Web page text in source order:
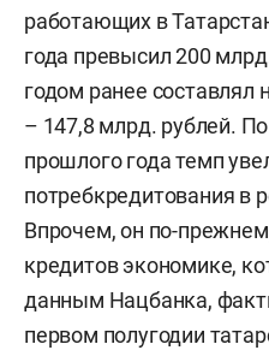
работающих в
года превысил 200
годом ранее составлял
– 147,8 млрд. рублей.
прошлого года темп
потребкредитования в
Впрочем, он по-
кредитов экономике,
данным Нацбанка,
первом полугодии